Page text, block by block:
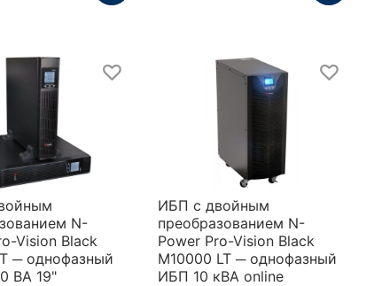
N-
Vision Black
─ однофазный
ВА 19"
ИБП с двойным
преобразованием N-
Power Pro-Vision Black
M10000 LT ─ однофазный
ИБП 10 кВА online